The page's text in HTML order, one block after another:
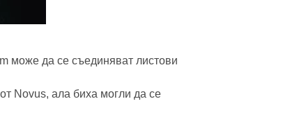
може да се съединяват листови
Novus, ала биха могли да се